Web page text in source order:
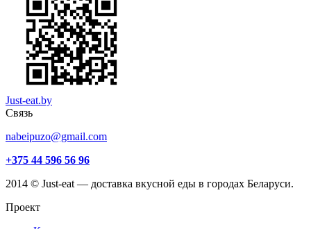
Just-eat.by
Связь
nabeipuzo@gmail.com
+375 44 596 56 96
2014 © Just-eat — доставка вкусной еды в городах Беларуси.
Проект